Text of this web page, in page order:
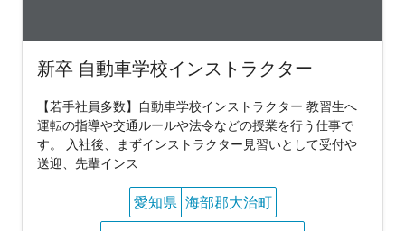
新卒 自動車学校インストラクター
【若手社員多数】自動車学校インストラクター 教習生へ
運転の指導や交通ルールや法令などの授業を行う仕事で
す。 入社後、まずインストラクター見習いとして受付や
送迎、先輩インス
愛知県 海部郡大治町